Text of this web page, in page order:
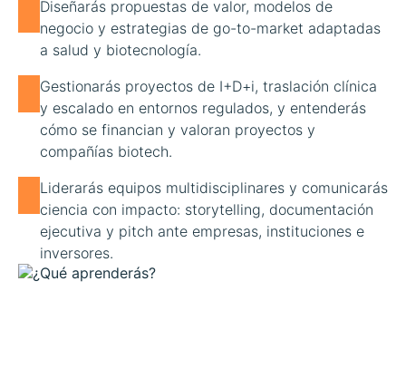
Diseñarás propuestas de valor, modelos de
negocio y estrategias de go-to-market adaptadas
a salud y biotecnología.
Gestionarás proyectos de I+D+i, traslación clínica
y escalado en entornos regulados, y entenderás
cómo se financian y valoran proyectos y
compañías biotech.
Liderarás equipos multidisciplinares y comunicarás
ciencia con impacto: storytelling, documentación
ejecutiva y pitch ante empresas, instituciones e
inversores.